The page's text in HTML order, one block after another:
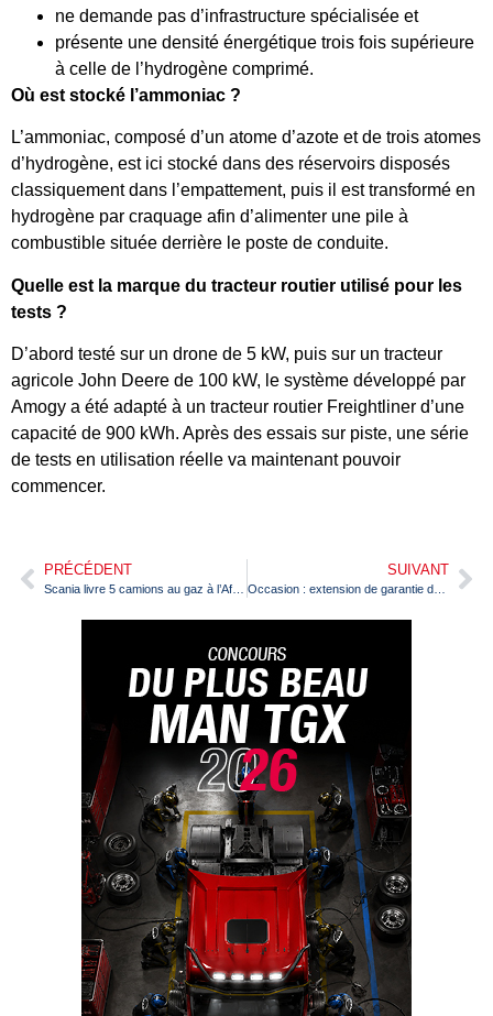
ne demande pas d’infrastructure spécialisée et
présente une densité énergétique trois fois supérieure
à celle de l’hydrogène comprimé.
Où est stocké l’ammoniac ?
L’ammoniac, composé d’un atome d’azote et de trois atomes
d’hydrogène, est ici stocké dans des réservoirs disposés
classiquement dans l’empattement, puis il est transformé en
hydrogène par craquage afin d’alimenter une pile à
combustible située derrière le poste de conduite.
Quelle est la marque du tracteur routier utilisé pour les
tests ?
D’abord testé sur un drone de 5 kW, puis sur un tracteur
agricole John Deere de 100 kW, le système développé par
Amogy a été adapté à un tracteur routier Freightliner d’une
capacité de 900 kWh. Après des essais sur piste, une série
de tests en utilisation réelle va maintenant pouvoir
commencer.
PRÉCÉDENT SUIVANT